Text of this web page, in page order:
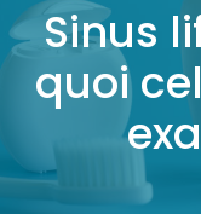
Sinus
quoi